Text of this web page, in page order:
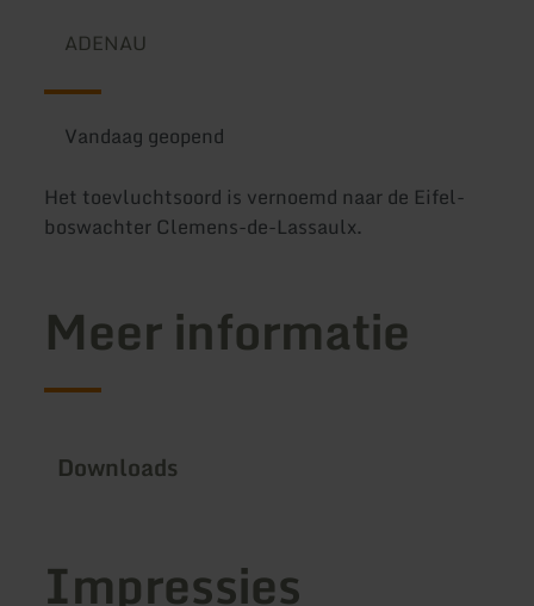
ADENAU
Vandaag geopend
Het toevluchtsoord is vernoemd naar de Eifel-
boswachter Clemens-de-Lassaulx.
Meer informatie
Downloads
Impressies